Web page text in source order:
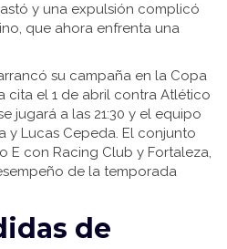
y una expulsión complicó
que ahora enfrenta una
su campaña en la Copa
cita el 1 de abril contra Atlético
jugará a las 21:30 y el equipo
y Lucas Cepeda. El conjunto
E con Racing Club y Fortaleza,
de la temporada
de